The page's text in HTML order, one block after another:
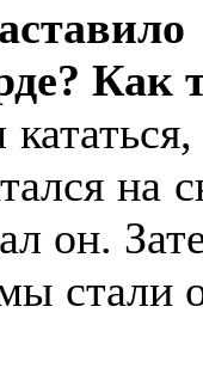
Как
на
он.
стали